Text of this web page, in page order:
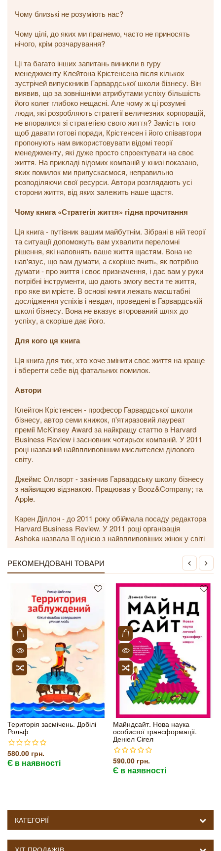
Чому близькі не розуміють нас?
Чому цілі, до яких ми прагнемо, часто не приносять
нічого, крім розчарування?
Ці та багато інших запитань виникли в гуру
менеджменту Клейтона Крістенсена після кількох
зустрічей випускників Гарвардської школи бізнесу. Він
виявив, що за зовнішніми атрибутами успіху більшість
його колег глибоко нещасні. Але чому ж ці розумні
люди, які розробляють стратегії величезних корпорацій,
не впоралися зі стратегією свого життя? Замість того
щоб давати готові поради, Крістенсен і його співавтори
пропонують нам використовувати відомі теорії
менеджменту, які дуже просто спроектувати на своє
життя. На прикладі відомих компаній у книзі показано,
яких помилок ми припускаємося, неправильно
розподіляючи свої ресурси. Автори розглядають усі
сторони життя, від яких залежить наше щастя.
Чому книга «Стратегія життя» гідна прочитання
Ця книга - путівник вашим майбутнім. Зібрані в ній теорії
та ситуації допоможуть вам ухвалити переломні
рішення, які наповнять ваше життя щастям. Вона не
нав'язує, що вам думати, а скоріше вчить, як потрібно
думати - про життя і своє призначення, і дає вам у руки
потрібні інструменти, що дають змогу вести те життя,
про яке ви мрієте. В основі книги лежать масштабні
дослідження успіхів і невдач, проведені в Гарвардській
школі бізнесу. Вона не вказує вторований шлях до
успіху, а скоріше дає його.
Для кого ця книга
Ця книга для тих, хто хоче змінити своє життя на краще
і вберегти себе від фатальних помилок.
Автори
Клейтон Крістенсен - професор Гарвардської школи
бізнесу, автор семи книжок, п'ятиразовий лауреат
премії McKinsey Award за найкращу статтю в Harvard
Business Review і засновник чотирьох компаній. У 2011
році названий найвпливовішим мислителем ділового
світу.
Джеймс Оллворт - закінчив Гарвардську школу бізнесу
з найвищою відзнакою. Працював у Booz&Company; та
Apple.
Карен Діллон - до 2011 року обіймала посаду редактора
Harvard Business Review. У 2011 році організація
Ashoka назвала її однією з найвпливовіших жінок у світі
РЕКОМЕНДОВАНІ ТОВАРИ
Територія засмічень. Добілі
Рольф
580.00 грн.
Є в наявності
Майндсайт. Нова наука
особистої трансформації.
Деніел Сігел
590.00 грн.
Є в наявності
КАТЕГОРІЇ